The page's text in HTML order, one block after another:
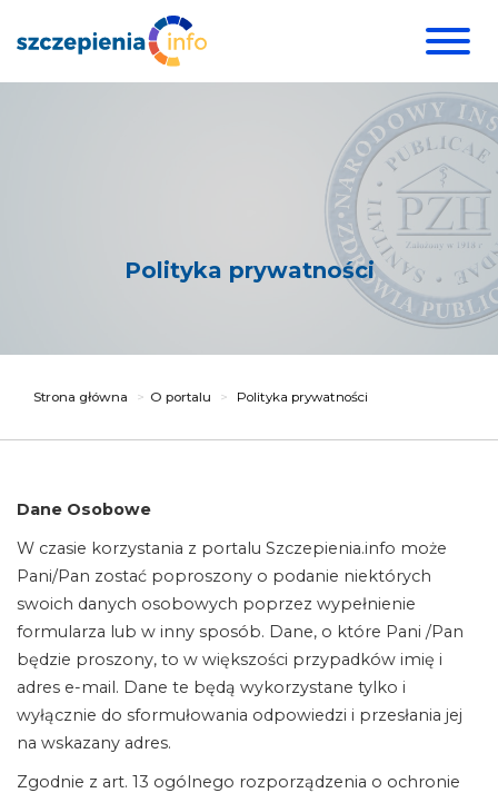
Polityka prywatności
Strona główna O portalu Polityka prywatności
Dane Osobowe
W czasie korzystania z portalu Szczepienia.info może
Pani/Pan zostać poproszony o podanie niektórych
swoich danych osobowych poprzez wypełnienie
formularza lub w inny sposób. Dane, o które Pani /Pan
będzie proszony, to w większości przypadków imię i
adres e-mail. Dane te będą wykorzystane tylko i
wyłącznie do sformułowania odpowiedzi i przesłania jej
na wskazany adres.
Zgodnie z art. 13 ogólnego rozporządzenia o ochronie